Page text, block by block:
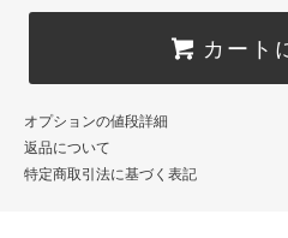
カート
オプションの値段詳細
返品について
特定商取引法に基づく表記